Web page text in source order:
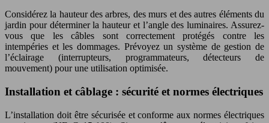
Considérez la hauteur des arbres, des murs et des autres éléments du
jardin pour déterminer la hauteur et l’angle des luminaires. Assurez-
vous que les câbles sont correctement protégés contre les
intempéries et les dommages. Prévoyez un système de gestion de
l’éclairage (interrupteurs, programmateurs, détecteurs de
mouvement) pour une utilisation optimisée.
Installation et câblage : sécurité et normes électriques
L’installation doit être sécurisée et conforme aux normes électriques